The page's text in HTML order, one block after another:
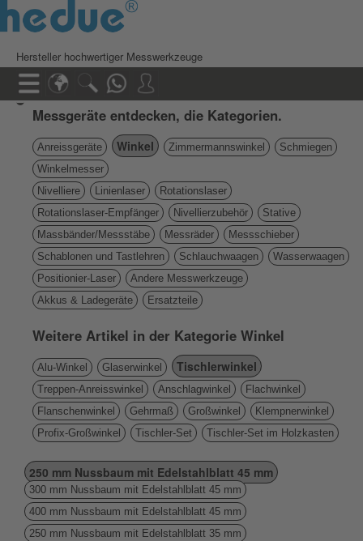
Hersteller hochwertiger Messwerkzeuge
Messgeräte entdecken, die Kategorien.
Anreissgeräte Winkel Zimmermannswinkel
Schmiegen
Winkelmesser
Nivelliere
Linienlaser
Rotationslaser
Rotationslaser-Empfänger
Nivellierzubehör
Stative
Massbänder/Messstäbe
Messräder
Messschieber
Schablonen und Tastlehren
Schlauchwaagen
Wasserwaagen
Positionier-Laser
Andere Messwerkzeuge
Akkus & Ladegeräte
Ersatzteile
Weitere Artikel in der Kategorie Winkel
Alu-Winkel Glaserwinkel Tischlerwinkel
Treppen-Anreisswinkel Anschlagwinkel
Flachwinkel
Flanschenwinkel
Gehrmaß Großwinkel
Klempnerwinkel
Profix-Großwinkel
Tischler-Set Tischler-Set im Holzkasten
250 mm Nussbaum mit Edelstahlblatt 45 mm
300 mm Nussbaum mit Edelstahlblatt 45 mm
400 mm Nussbaum mit Edelstahlblatt 45 mm
250 mm Nussbaum mit Edelstahlblatt 35 mm